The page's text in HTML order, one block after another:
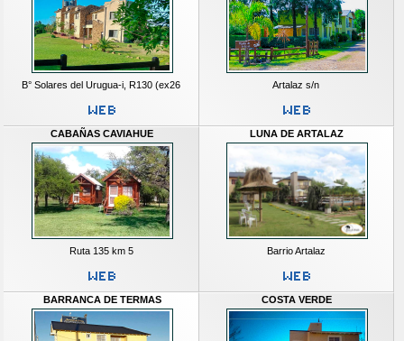
B° Solares del Urugua-i, R130 (ex26 Artalaz s/n
CABAÑAS CAVIAHUE
Ruta 135 km 5
LUNA DE ARTALAZ
Barrio Artalaz
BARRANCA DE TERMAS COSTA VERDE